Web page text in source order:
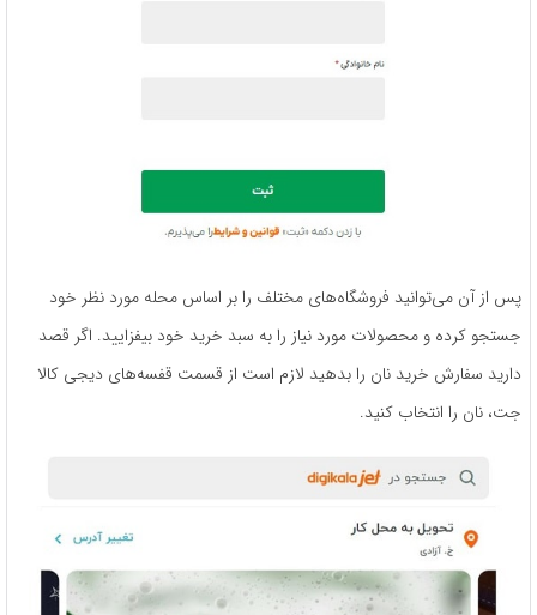
پس از آن می‌توانید فروشگاه‌های مختلف را بر اساس محله مورد نظر خود
جستجو کرده و محصولات مورد نیاز را به سبد خرید خود بیفزایید. اگر قصد
دارید سفارش خرید نان را بدهید لازم است از قسمت قفسه‌های دیجی کالا
جت، نان را انتخاب کنید.